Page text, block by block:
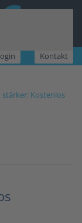
Kontakt
stärker: Kostenlos